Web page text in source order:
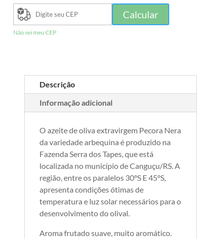
Calcular
Não sei meu CEP
Descrição
Informação adicional
O azeite de oliva extravirgem Pecora Nera
da variedade arbequina é produzido na
Fazenda Serra dos Tapes, que está
localizada no município de Canguçu/RS. A
região, entre os paralelos 30°S E 45°S,
apresenta condições ótimas de
temperatura e luz solar necessários para o
desenvolvimento do olival.
Aroma frutado suave, muito aromático.